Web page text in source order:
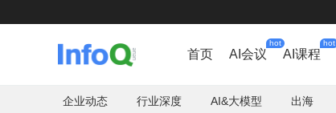
首页 AI会议
hot
AI课程
hot
企业动态 行业深度 AI&大模型 出海